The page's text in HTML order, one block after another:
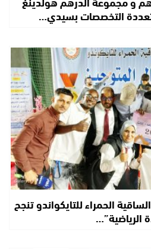
التخصصات بسيدي…
الحمراء للتايكواندو تنجح